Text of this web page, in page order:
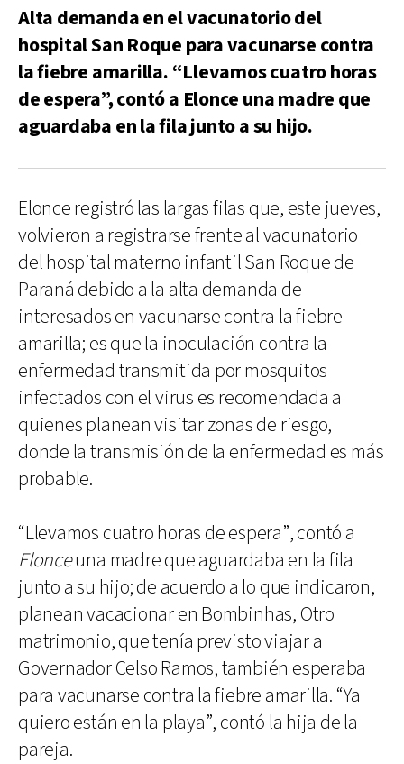
Alta demanda en el vacunatorio del
hospital San Roque para vacunarse contra
la fiebre amarilla. “Llevamos cuatro horas
de espera”, contó a Elonce una madre que
aguardaba en la fila junto a su hijo.
Elonce registró las largas filas que, este jueves,
volvieron a registrarse frente al vacunatorio
del hospital materno infantil San Roque de
Paraná debido a la alta demanda de
interesados en vacunarse contra la fiebre
amarilla; es que la inoculación contra la
enfermedad transmitida por mosquitos
infectados con el virus es recomendada a
quienes planean visitar zonas de riesgo,
donde la transmisión de la enfermedad es más
probable.
“Llevamos cuatro horas de espera”, contó a
Elonceuna madre que aguardaba en la fila
junto a su hijo; de acuerdo a lo que indicaron,
planean vacacionar en Bombinhas, Otro
matrimonio, que tenía previsto viajar a
Governador Celso Ramos, también esperaba
para vacunarse contra la fiebre amarilla. “Ya
quiero están en la playa”, contó la hija de la
pareja.